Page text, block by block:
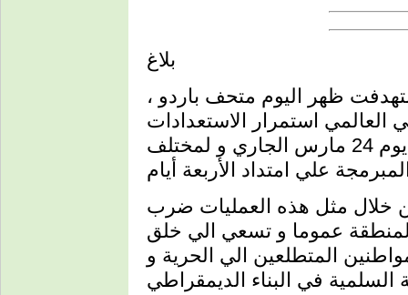
بلاغ
ظهر اليوم متحف باردو ،
العالمي استمرار الاستعدادات
لافتتاح المنتدي في موعده المحدد يوم 24 مارس الجاري و لمختلف
خلال مثل هذه العمليات ضرب
عموما و تسعي الي خلق
المتطلعين الي الحرية و